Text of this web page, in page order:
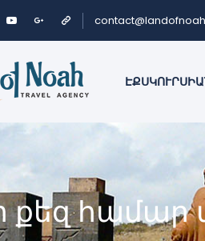
համար